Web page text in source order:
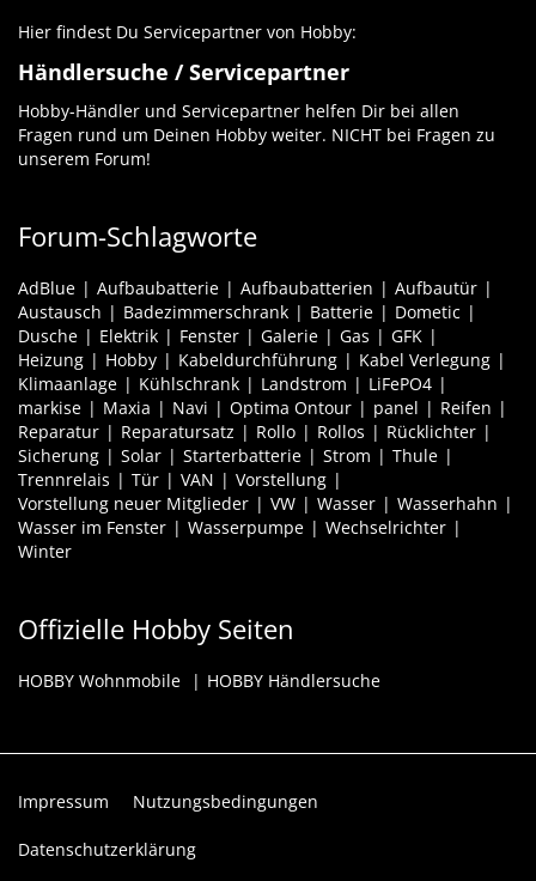
Hier findest Du Servicepartner von Hobby:
Händlersuche / Servicepartner
Hobby-Händler und Servicepartner helfen Dir bei allen
Fragen rund um Deinen Hobby weiter. NICHT bei Fragen zu
unserem Forum!
Forum-Schlagworte
AdBlue Aufbaubatterie Aufbaubatterien
Aufbautür
Austausch
Badezimmerschrank Batterie
Dometic
Dusche
Elektrik Fenster Galerie Gas
GFK
Heizung
Hobby Kabeldurchführung
Kabel Verlegung
Klimaanlage
Kühlschrank Landstrom
LiFePO4
markise
Maxia Navi Optima Ontour panel
Reifen
Reparatur
Reparatursatz Rollo Rollos
Rücklichter
Sicherung
Solar Starterbatterie Strom
Thule
Trennrelais
Tür VAN
Vorstellung
Vorstellung neuer Mitglieder
VW Wasser
Wasserhahn
Wasser im Fenster
Wasserpumpe
Wechselrichter
Winter
Offizielle Hobby Seiten
HOBBY Wohnmobile HOBBY Händlersuche
Impressum Nutzungsbedingungen
Datenschutzerklärung